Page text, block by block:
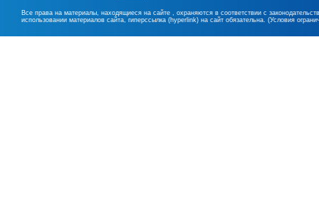
Все права на материалы, находящиеся на сайте , охраняются в соответствии с
использовании материалов сайта, гиперссылка (hyperlink) на сайт обязательна. (Условия